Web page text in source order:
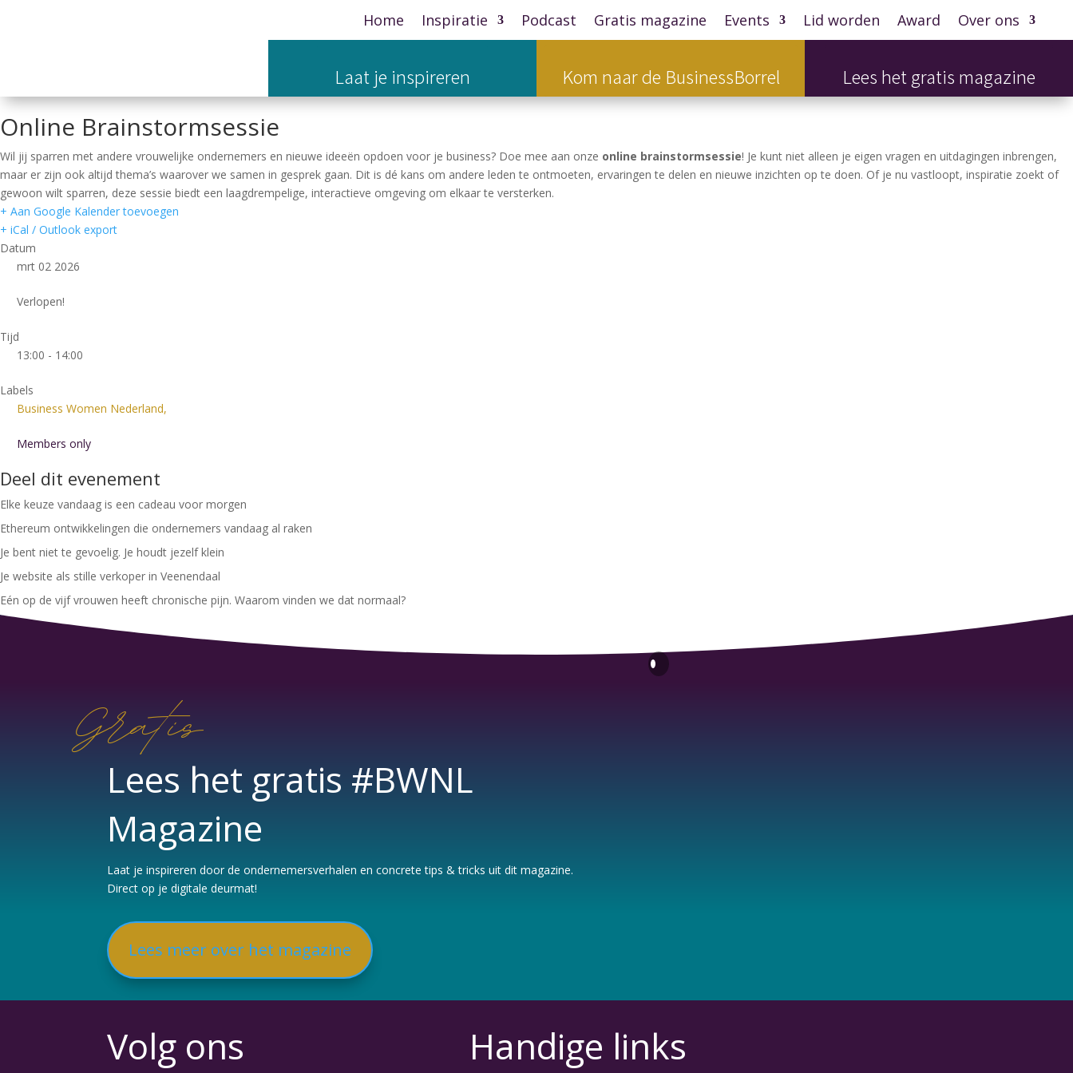
Home Inspiratie Podcast Gratis magazine Events Lid worden Award Over ons
Laat je inspireren Kom naar de BusinessBorrel Lees het gratis magazine
Online Brainstormsessie
Wil jij sparren met andere vrouwelijke ondernemers en nieuwe ideeën opdoen voor je business? Doe mee aan onze online brainstormsessie! Je kunt niet alleen je eigen vragen en uitdagingen inbrengen,
maar er zijn ook altijd thema’s waarover we samen in gesprek gaan. Dit is dé kans om andere leden te ontmoeten, ervaringen te delen en nieuwe inzichten op te doen. Of je nu vastloopt, inspiratie zoekt of
gewoon wilt sparren, deze sessie biedt een laagdrempelige, interactieve omgeving om elkaar te versterken.
+ Aan Google Kalender toevoegen
+ iCal / Outlook export
Datum
mrt 02 2026
Verlopen!
Tijd
13:00 - 14:00
Labels
Business Women Nederland,
Members only
Deel dit evenement
Elke keuze vandaag is een cadeau voor morgen
Ethereum ontwikkelingen die ondernemers vandaag al raken
Je bent niet te gevoelig. Je houdt jezelf klein
Je website als stille verkoper in Veenendaal
Eén op de vijf vrouwen heeft chronische pijn. Waarom vinden we dat normaal?
Gratis
Lees het gratis #BWNL
Magazine
Laat je inspireren door de ondernemersverhalen en concrete tips & tricks uit dit magazine.
Direct op je digitale deurmat!
Lees meer over het magazine
Volg ons Handige links